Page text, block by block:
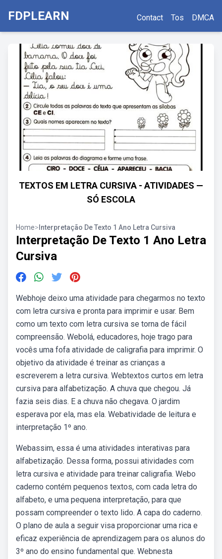
FDPLEARN Contact Tos DMCA
TEXTOS EM LETRA CURSIVA - ATIVIDADES —
SÓ ESCOLA
Home> Interpretação De Texto 1 Ano Letra Cursiva
Interpretação De Texto 1 Ano Letra
Cursiva
Webhoje deixo uma atividade para chegarmos no texto
com letra cursiva e pronta para imprimir e usar. Bem
como um texto com letra cursiva se torna de fácil
compreensão. Webolá, educadores, hoje trago para
vocês uma fofa atividade de caligrafia para imprimir. O
objetivo da atividade é treinar as crianças a
escreverem a letra cursiva. Webtextos curtos em letra
cursiva para alfabetização. A chuva que chegou. Já
fazia seis dias. E a chuva não chegava. O jardim
esperava por ela, mas ela. Webatividade de leitura e
interpretação 1º ano.
Webassim, essa é uma atividades interativas para
alfabetização. Dessa forma, possui atividades com
letra cursiva e atividade para treinar caligrafia. Webo
caderno contém pequenos textos, com cada letra do
alfabeto, e uma pequena interpretação, para que
possam compreender o texto lido. A capa do caderno.
O plano de aula a seguir visa proporcionar uma rica e
eficaz experiência de aprendizagem para os alunos do
3º ano do ensino fundamental que. Webnesta